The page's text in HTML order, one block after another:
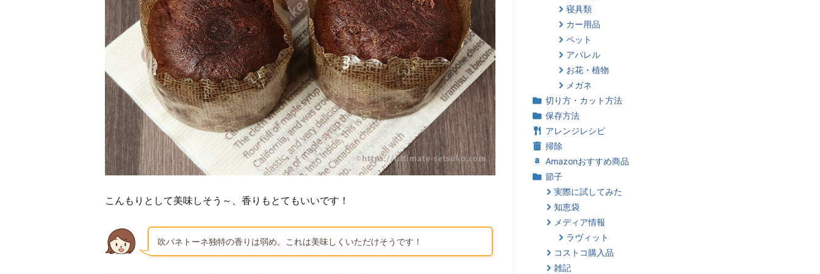
こんもりとして美味しそう～、香りもとてもいいです！
吹パネトーネ独特の香りは弱め。これは美味しくいただけそうです！
寝具類
カー用品
ペット
アパレル
お花・植物
メガネ
切り方・カット方法
保存方法
アレンジレシピ
掃除
Amazonおすすめ商品
節子
実際に試してみた
知恵袋
メディア情報
ラヴィット
コストコ購入品
雑記